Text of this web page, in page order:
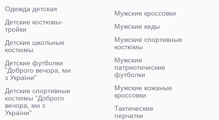
Одежда детская
Детские костюмы-
тройки
Детские школьные
костюмы
Детские футболки
"Доброго вечора, ми
з України"
Детские спортивные
костюмы "Доброго
вечора, ми з
України"
Мужские кроссовки
Мужские кеды
Мужские спортивные
костюмы
Мужские
патриотические
футболки
Мужские кожаные
кроссовки
Тактические
перчатки